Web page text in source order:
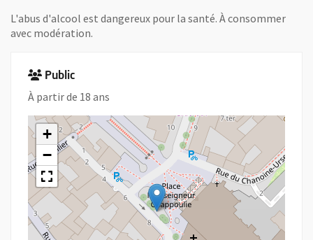
L'abus d'alcool est dangereux pour la santé. À consommer
avec modération.
Public
À partir de 18 ans
+
−